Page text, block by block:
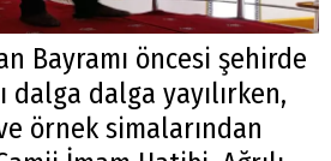
Bayramı öncesi şehirde
dalga dalga yayılırken,
örnek simalarından